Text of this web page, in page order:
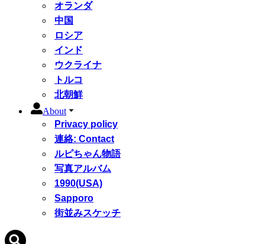
オランダ
中国
ロシア
インド
ウクライナ
トルコ
北朝鮮
About
Privacy policy
連絡: Contact
ルピちゃん物語
写真アルバム
1990(USA)
Sapporo
街並みスケッチ